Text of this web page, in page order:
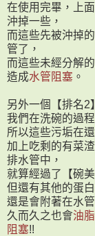
在使用完畢，上
沖掉一些，
而這些先被沖掉
管了，
而這些未經分解
造成水管阻塞 。
另外一個【排名2
我們在洗碗的過
所以這些污垢在
加上吃剩的有菜
排水管中，
就算經過了【碗
但還有其他的蛋
還是會附著在水管
久而久之也會油
阻塞!!